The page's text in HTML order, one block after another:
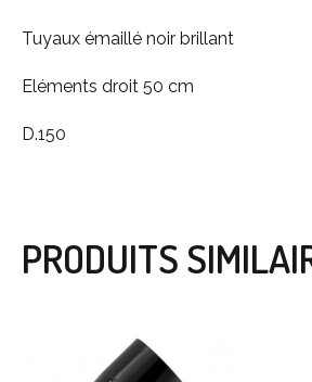
Tuyaux émaillé noir brillant
Eléments droit 50 cm
D.150
PRODUITS